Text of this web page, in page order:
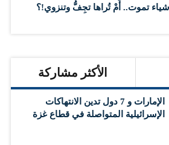
تموت.. أَمْ تُراها تجِفُّ وتنزوي!؟
الأكثر مشاركة
الإمارات و 7 دول تدين الانتهاكات
الإسرائيلية المتواصلة في قطاع غزة